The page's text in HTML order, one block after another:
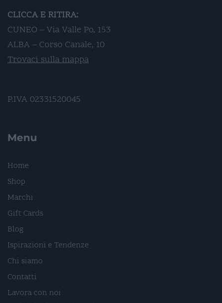
CLICCA E RITIRA:
CUNEO – Via Valle Po, 153
ALBA – Corso Canale, 10
Trovaci sulla mappa
P.IVA 02331520045
Menu
Home
Shop
Marchi
Gift Cards
Blog
Ispirazioni e Tendenze
Chi siamo
Contatti
Lavora con noi